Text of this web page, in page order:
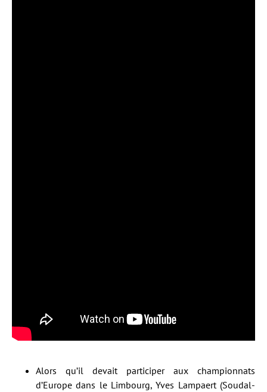
Alors qu’il devait participer aux championnats
d’Europe dans le Limbourg, Yves Lampaert (Soudal-